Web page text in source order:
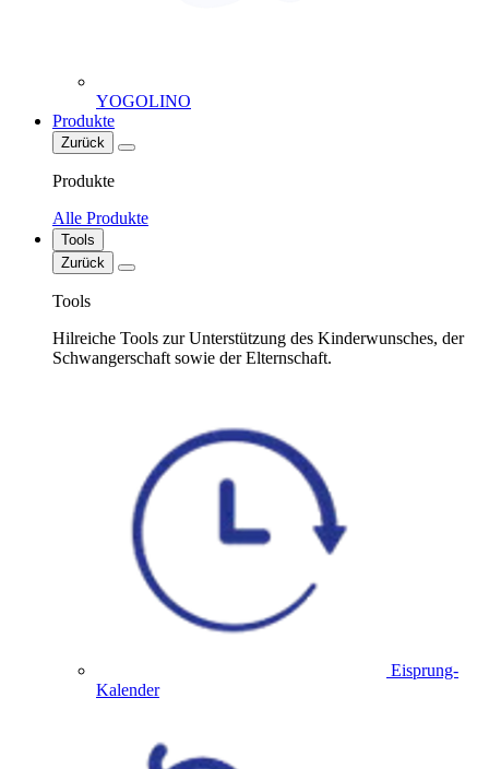
YOGOLINO
Produkte
Zurück
Produkte
Alle Produkte
Tools
Zurück
Tools
Hilreiche Tools zur Unterstützung des Kinderwunsches, der
Schwangerschaft sowie der Elternschaft.
Eisprung-
Kalender